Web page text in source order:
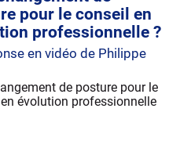
pour le conseil en
professionnelle ?
en vidéo de Philippe
de posture pour le
évolution professionnelle